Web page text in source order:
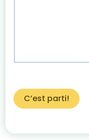
C’est parti!